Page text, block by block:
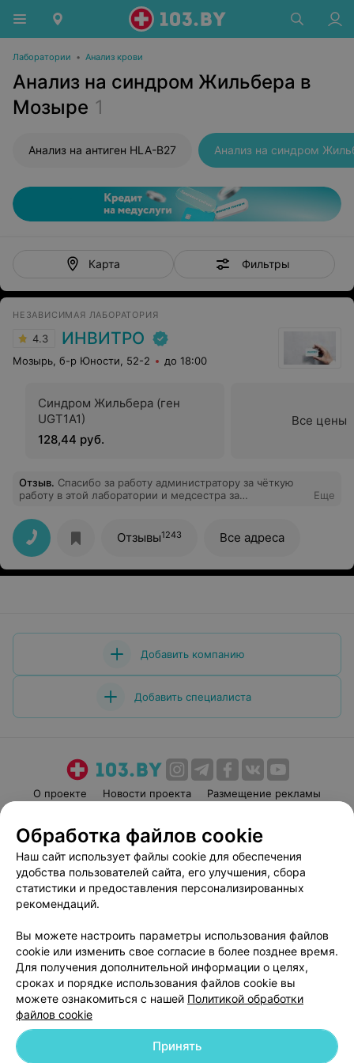
Лаборатории • Анализ крови
Анализ на синдром Жильбера в
Мозыре 1
Анализ на антиген HLA-B27 Анализ на синдром
Карта Фильтры
НЕЗАВИСИМАЯ ЛАБОРАТОРИЯ
4.3 ИНВИТРО
Мозырь, б-р Юности, 52-2 до 18:00
Синдром Жильбера (ген
UGT1A1)
128,44 руб.
Все цены
Отзыв. Спасибо за работу администратору за чёткую
работу в этой лаборатории и медсестра за
Еще
Отзывы1243 Все адреса
Добавить компанию
Добавить специалиста
О проекте Новости проекта
Размещение рекламы
Пользовательское соглашение
Способы оплаты
Вакансии
Партнеры
Написать руководителю 103.by
Обработка персональных данных
© 2026 ООО «Артокс Лаб», УНП 191700409 | 220012, Республика Беларусь,
Обработка файлов cookie
Наш сайт использует файлы cookie для обеспечения
удобства пользователей сайта, его улучшения, сбора
статистики и предоставления персонализированных
рекомендаций.
Вы можете настроить параметры использования файлов
cookie или изменить свое согласие в более позднее время.
Для получения дополнительной информации о целях,
сроках и порядке использования файлов cookie вы
можете ознакомиться с нашей Политикой обработки
файлов cookie
Принять